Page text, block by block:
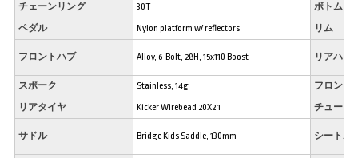
チェーンリング 30T ボトムブ
ペダル Nylon platform w/ reflectors リム
フロントハブ Alloy, 6-Bolt, 28H, 15x110 Boost リアハブ
スポーク Stainless, 14g フロント
リアタイヤ Kicker Wirebead 20X2.1 チューブ
サドル Bridge Kids Saddle, 130mm シートポ